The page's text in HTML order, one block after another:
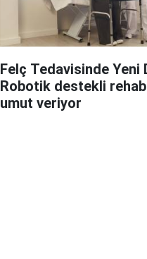
Felç Tedavisinde Yeni
Robotik destekli
umut veriyor